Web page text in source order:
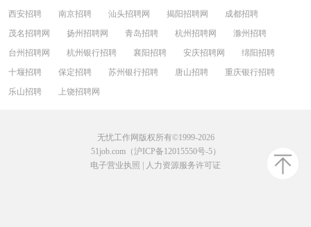
西安招聘
南京招聘 汕头招聘网 揭阳招聘网
成都招聘
茂名招聘网
扬州招聘网 青岛招聘 杭州招聘网
滁州招聘
台州招聘网
杭州银行招聘 襄阳招聘 安庆招聘网
绵阳招聘
十堰招聘
保定招聘 苏州银行招聘 唐山招聘
重庆银行招聘
乐山招聘
上饶招聘网
无忧工作网版权所有©1999-2026
51job.com（沪ICP备12015550号-5）
电子营业执照
人力资源服务许可证